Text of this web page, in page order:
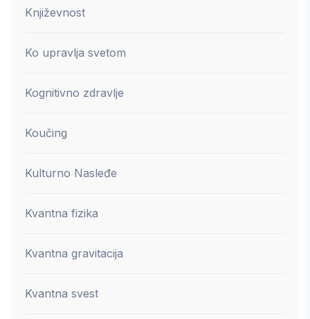
Književnost
Ko upravlja svetom
Kognitivno zdravlje
Koučing
Kulturno Nasleđe
Kvantna fizika
Kvantna gravitacija
Kvantna svest